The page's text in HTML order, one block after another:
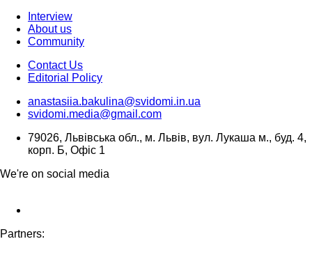
Interview
About us
Community
Contact Us
Editorial Policy
anastasiia.bakulina@svidomi.in.ua
svidomi.media@gmail.com
79026, Львівська обл., м. Львів, вул. Лукаша м., буд. 4,
корп. Б, Офіс 1
We're on social media
Partners: